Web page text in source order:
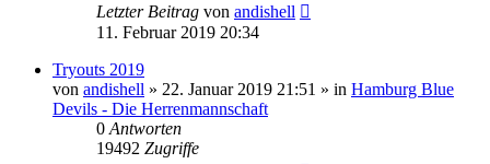
Letzter Beitrag von andishell
11. Februar 2019 20:34
Tryouts 2019
von andishell » 22. Januar 2019 21:51 » in Hamburg Blue
Devils - Die Herrenmannschaft
0 Antworten
19492 Zugriffe